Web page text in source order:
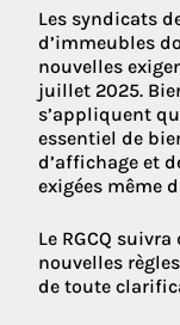
Les syndicats
d’immeubles
nouvelles
juillet 2025.
s’appliquent
essentiel de
d’affichage et
exigées même
Le RGCQ
nouvelles
de toute